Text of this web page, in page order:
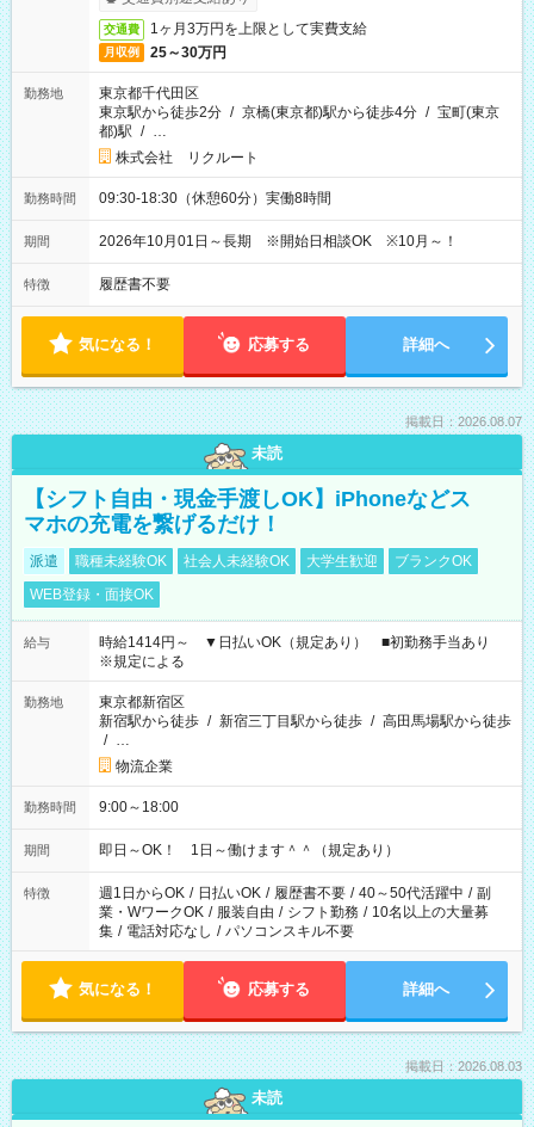
交通費 1ヶ月3万円を上限として実費支給
月収例 25～30万円
勤務地
東京都千代田区
東京駅から徒歩2分 / 京橋(東京都)駅から徒歩4分 / 宝町(東京
都)駅 / …
株式会社 リクルート
勤務時間 09:30-18:30（休憩60分）実働8時間
期間 2026年10月01日～長期 ※開始日相談OK ※10月～！
特徴 履歴書不要
気になる！ 応募する 詳細へ
掲載日：2026.08.07
未読
【シフト自由・現金手渡しOK】iPhoneなどス
マホの充電を繋げるだけ！
派遣 職種未経験OK 社会人未経験OK 大学生歓迎
ブランクOK
WEB登録・面接OK
給与
時給1414円～ ▼日払いOK（規定あり） ■初勤務手当あり
※規定による
勤務地
東京都新宿区
新宿駅から徒歩 / 新宿三丁目駅から徒歩 / 高田馬場駅から徒歩
/ …
物流企業
勤務時間 9:00～18:00
期間 即日～OK！ 1日～働けます＾＾（規定あり）
特徴 週1日からOK / 日払いOK / 履歴書不要 / 40～50代活躍中 / 副
業・WワークOK / 服装自由 / シフト勤務 / 10名以上の大量募
集 / 電話対応なし / パソコンスキル不要
気になる！ 応募する 詳細へ
掲載日：2026.08.03
未読